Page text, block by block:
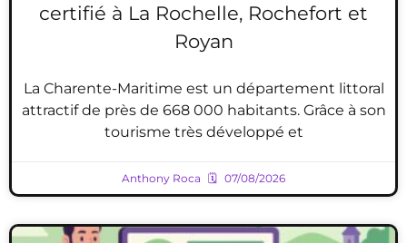
certifié à La Rochelle, Rochefort et
Royan
La Charente-Maritime est un département littoral
attractif de près de 668 000 habitants. Grâce à son
tourisme très développé et
Anthony Roca 07/08/2026